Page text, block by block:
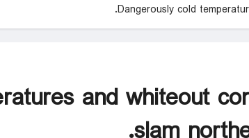
Dangerously cold
and whiteout